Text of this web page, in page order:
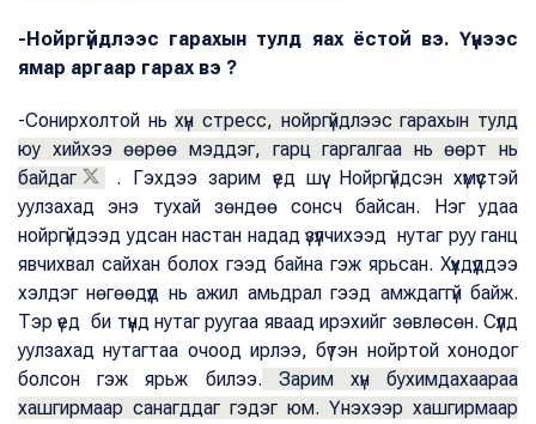
-Нойргүйдлээс гарахын тулд яах ёстой вэ. Үүнээс
ямар аргаар гарах вэ ?
-Сонирхолтой ньхүн стресс, нойргүйдлээс гарахын тулд
юу хийхээ өөрөө мэддэг, гарц гаргалгаа нь өөрт нь
байдаг
. Гэхдээ зарим үед шүү. Нойргүйдсэн хүмүүстэй
уулзахад энэ тухай зөндөө сонсч байсан. Нэг удаа
нойргүйдээд удсан настан надад үзүүлчихээд нутаг руу ганц
явчихвал сайхан болох гээд байна гэж ярьсан. Хүүхдүүддээ
хэлдэг нөгөөдүүд нь ажил амьдрал гээд амждаггүй байж.
Тэр үед би түүнд нутаг руугаа яваад ирэхийг зөвлөсөн. Сүүлд
уулзахад нутагтаа очоод ирлээ, бүтэн нойртой хонодог
болсон гэж ярьж билээ. Зарим хүн бухимдахаараа
хашгирмаар санагддаг гэдэг юм. Үнэхээр хашгирмаар